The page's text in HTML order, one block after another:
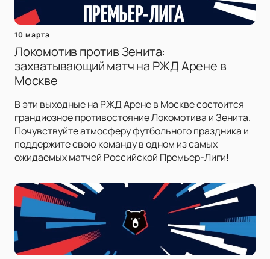
10 марта
Локомотив против Зенита:
захватывающий матч на РЖД Арене в
Москве
В эти выходные на РЖД Арене в Москве состоится
грандиозное противостояние Локомотива и Зенита.
Почувствуйте атмосферу футбольного праздника и
поддержите свою команду в одном из самых
ожидаемых матчей Российской Премьер-Лиги!